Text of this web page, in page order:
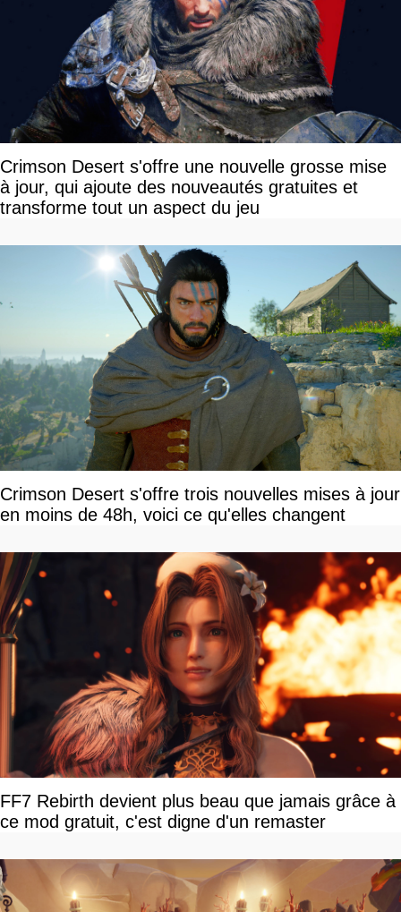
Crimson Desert s'offre une nouvelle grosse mise
à jour, qui ajoute des nouveautés gratuites et
transforme tout un aspect du jeu
Crimson Desert s'offre trois nouvelles mises à jour
en moins de 48h, voici ce qu'elles changent
FF7 Rebirth devient plus beau que jamais grâce à
ce mod gratuit, c'est digne d'un remaster